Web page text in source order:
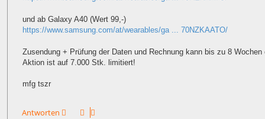
und ab Galaxy A40 (Wert 99,-)
https://www.samsung.com/at/wearables/ga ... 70NZKAATO/
Zusendung + Prüfung der Daten und Rechnung kann bis zu 8 Wochen
Aktion ist auf 7.000 Stk. limitiert!
mfg tszr
Antworten